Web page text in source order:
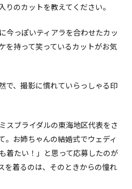
りのカットを教えてください。
今っぽいティアラを合わせたカッ
を持って笑っているカットがお気
で、撮影に慣れていらっしゃる印
スブライダルの東海地区代表をさ
。お姉ちゃんの結婚式でウェディ
着たい！」と思って応募したのが
を着るのは、そのときからの憧れ